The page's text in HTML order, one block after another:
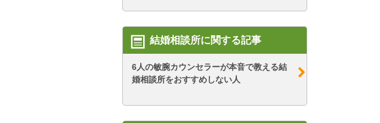
結婚相談所に関する記事
6人の敏腕カウンセラーが本音で教える結
婚相談所をおすすめしない人